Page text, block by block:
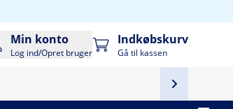
Min konto
Log ind/Opret bruger
Indkøbskurv
Gå til kassen